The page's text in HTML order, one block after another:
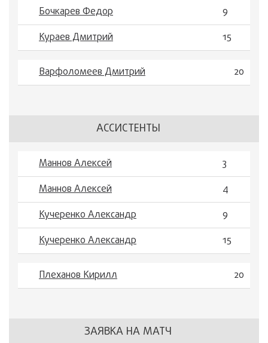
Бочкарев Федор
9
Кураев Дмитрий
15
Варфоломеев Дмитрий 20
АССИСТЕНТЫ
Маннов Алексей
3
Маннов Алексей
4
Кучеренко Александр
9
Кучеренко Александр
15
Плеханов Кирилл 20
ЗАЯВКА НА МАТЧ